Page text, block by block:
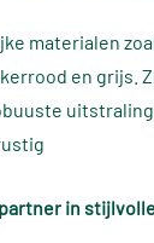
materialen
en grijs.
in